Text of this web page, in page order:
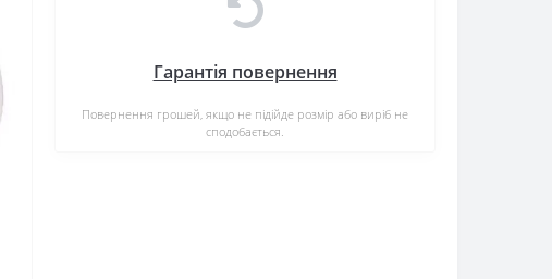
Гарантія повернення
Повернення грошей, якщо не підійде розмір або виріб не
сподобається.